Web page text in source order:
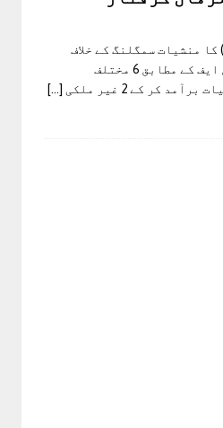
منشیات سمگلنگ کے خلاف
کریک ڈاؤن جاری ہے۔ ترجمان اے این ایف کے مطابق 6 مختلف
[…]